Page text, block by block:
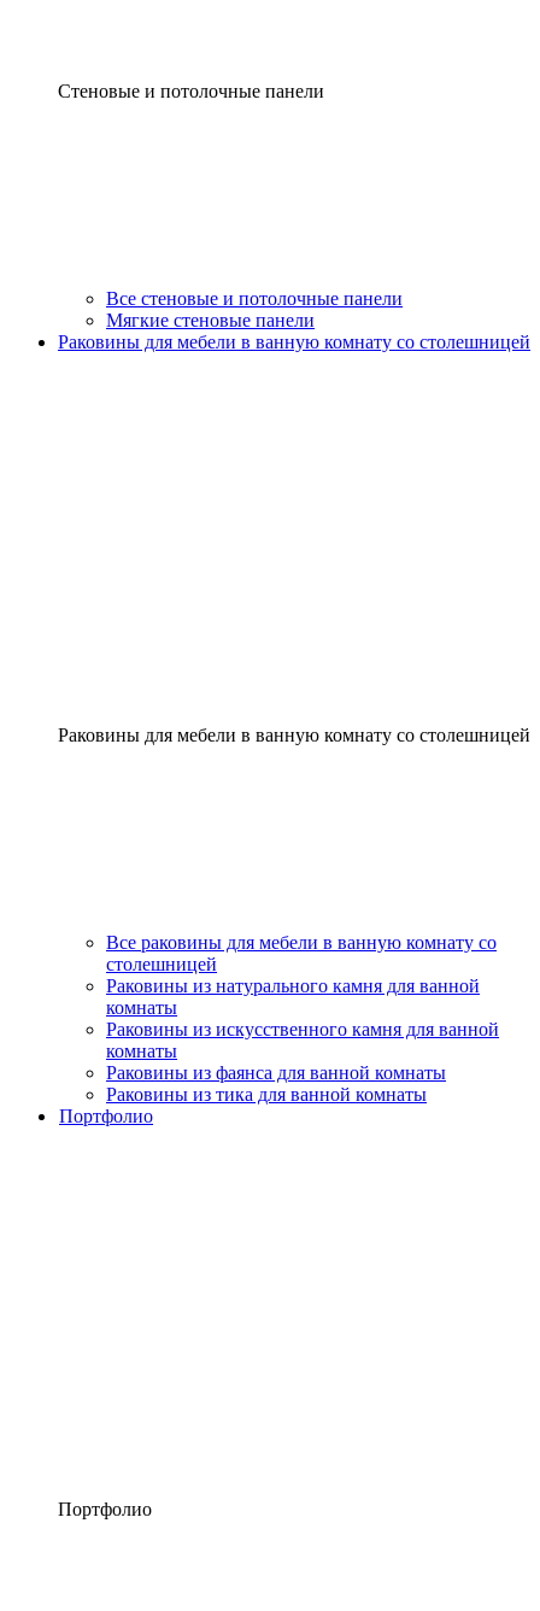
Стеновые и потолочные панели
Все стеновые и потолочные панели
Мягкие стеновые панели
Раковины для мебели в ванную комнату со столешницей
Раковины для мебели в ванную комнату со столешницей
Все раковины для мебели в ванную комнату со
столешницей
Раковины из натурального камня для ванной
комнаты
Раковины из искусственного камня для ванной
комнаты
Раковины из фаянса для ванной комнаты
Раковины из тика для ванной комнаты
Портфолио
Портфолио